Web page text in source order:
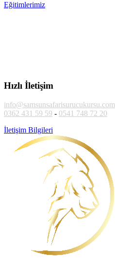
Eğitimlerimiz
Hızlı İletişim
info@samsunsafarisurucukursu.com
0362 431 59 59 - 0541 748 72 20
İletişim Bilgileri